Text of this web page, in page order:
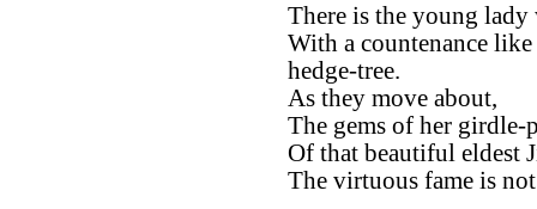
There is the young
With a countenance
hedge-tree.
As they move about,
The gems of her girdle-
Of that beautiful eldest
The virtuous fame is